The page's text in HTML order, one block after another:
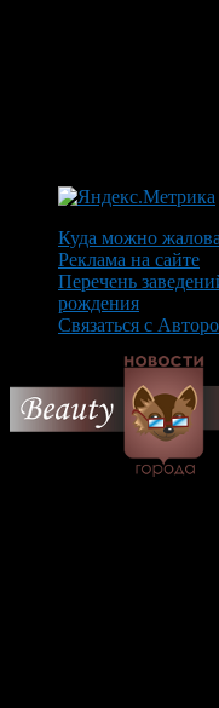
Куда можно
Реклама на сайте
Перечень
рождения
Связаться с